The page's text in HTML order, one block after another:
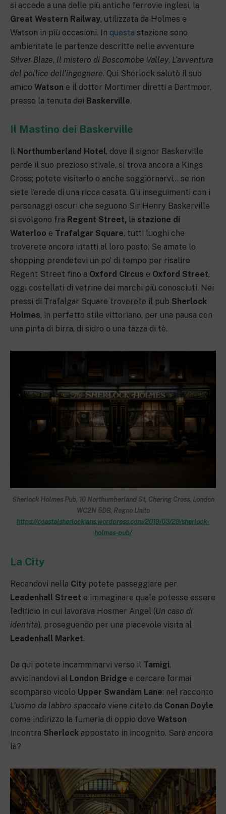
si accede a una delle più antiche ferrovie inglesi, la
Great Western Railway, utilizzata da Holmes e
Watson in più occasioni. In questa stazione sono
ambientate le partenze descritte nelle avventure
Silver Blaze, Il mistero di Boscomobe Valley, L’avventura
del pollice dell’ingegnere. Qui Sherlock salutò il suo
amico Watson e il dottor Mortimer diretti a Dartmoor,
presso la tenuta dei Baskerville.
Il Mastino dei Baskerville
Il Northumberland Hotel, dove il signor Baskerville
perde il suo prezioso stivale, si trova ancora a Kings
Cross; potete visitarlo o anche soggiornarvi… se non
siete l’erede di una ricca casata. Gli inseguimenti con i
personaggi oscuri che seguono Sir Henry Baskerville
si svolgono fra Regent Street, la stazione di
Waterloo e Trafalgar Square, tutti luoghi che
troverete ancora intatti al loro posto. Se amate lo
shopping prendetevi un po’ di tempo per risalire
Regent Street fino a Oxford Circus e Oxford Street,
oggi costellati di vetrine dei marchi più conosciuti. Nei
pressi di Trafalgar Square troverete il pub Sherlock
Holmes, in perfetto stile vittoriano, per una pausa con
una pinta di birra, di sidro o una tazza di tè.
Sherlock Holmes Pub, 10 Northumberland St, Charing Cross, London
WC2N 5DB, Regno Unito
https://coastalsherlockians.wordpress.com/2019/03/29/sherlock-
holmes-pub/
La City
Recandovi nella City potete passeggiare per
Leadenhall Street e immaginare quale potesse essere
l’edificio in cui lavorava Hosmer Angel (Un caso di
identità), proseguendo per una piacevole visita al
Leadenhall Market.
Da qui potete incamminarvi verso il Tamigi,
avvicinandovi al London Bridge e cercare l’ormai
scomparso vicolo Upper Swandam Lane: nel racconto
L’uomo da labbro spaccato viene citato da Conan Doyle
come indirizzo la fumeria di oppio dove Watson
incontra Sherlock appostato in incognito. Sarà ancora
là?